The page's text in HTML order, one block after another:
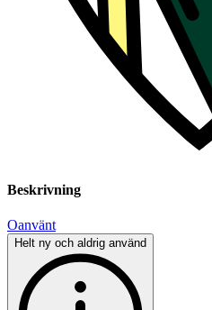
Beskrivning
Oanvänt
Helt ny och aldrig använd